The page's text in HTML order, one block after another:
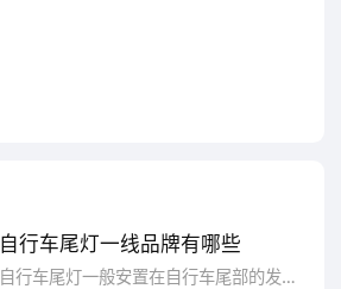
自行车尾灯一线品牌有哪些
​自行车尾灯一般安置在自行车尾部的发光的灯具，据了解传统的尾灯是用来当发射器，本身就不会发光，而是通过物理光学原理反射产生的，在夜里灯光照到的时候，反射光线作为提醒警示，通常使用干电池，锂电池或钮扣电池作为能源，在通电的情况下，由LED作为光源，发出各种颜色更为醒目的光线主要作用是安全警示，以达到骑行的安全。那么，自行车尾灯一线品牌有哪些？下面，和小编一起来了解下吧！